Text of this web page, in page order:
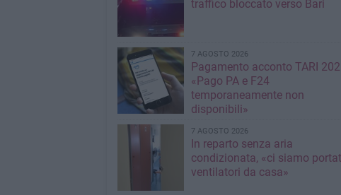
traffico bloccato verso Bari
7 AGOSTO 2026
Pagamento acconto TARI
«Pago PA e F24
temporaneamente non
disponibili»
7 AGOSTO 2026
In reparto senza aria
condizionata, «ci siamo
ventilatori da casa»